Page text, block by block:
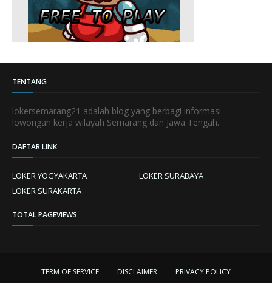
TENTANG
lokersemarang21 adalah blog yang berbagi informasi
lowongan kerja wilayah Semarang dan Jawa Tengah.
DAFTAR LINK
LOKER YOGYAKARTA
LOKER SURABAYA
LOKER SURAKARTA
TOTAL PAGEVIEWS
TERM OF SERVICE DISCLAIMER
PRIVACY POLICY